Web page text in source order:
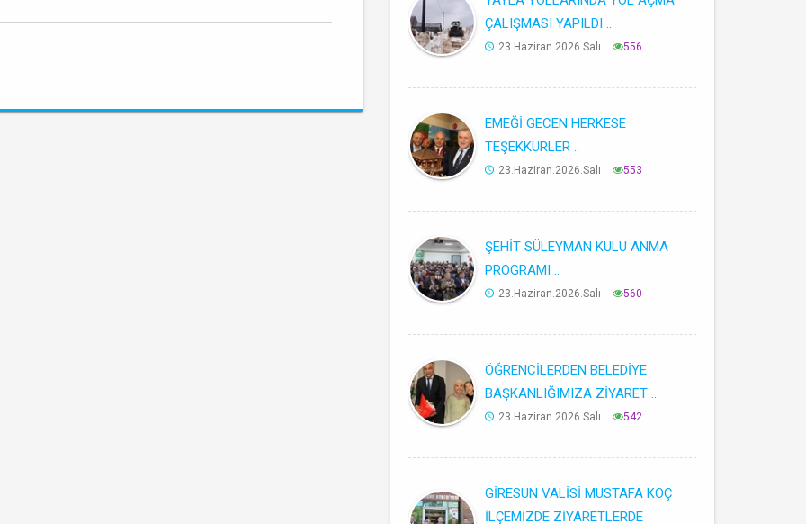
ÇALIŞMASI YAPILDI ..
23.Haziran.2026.Salı 556
EMEĞİ GECEN HERKESE
TEŞEKKÜRLER ..
23.Haziran.2026.Salı 553
ŞEHİT SÜLEYMAN KULU ANMA
PROGRAMI ..
23.Haziran.2026.Salı 560
ÖĞRENCİLERDEN BELEDİYE
BAŞKANLIĞIMIZA ZİYARET ..
23.Haziran.2026.Salı 542
GİRESUN VALİSİ MUSTAFA KOÇ
İLÇEMİZDE ZİYARETLERDE